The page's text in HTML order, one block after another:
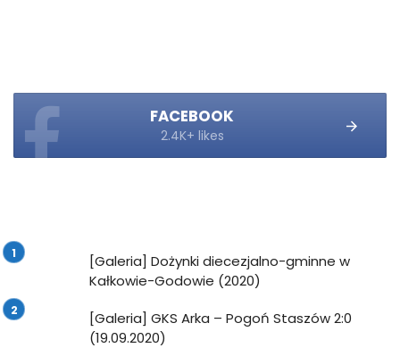
FACEBOOK
2.4K+ likes
[Galeria] Dożynki diecezjalno-gminne w
Kałkowie-Godowie (2020)
[Galeria] GKS Arka – Pogoń Staszów 2:0
(19.09.2020)